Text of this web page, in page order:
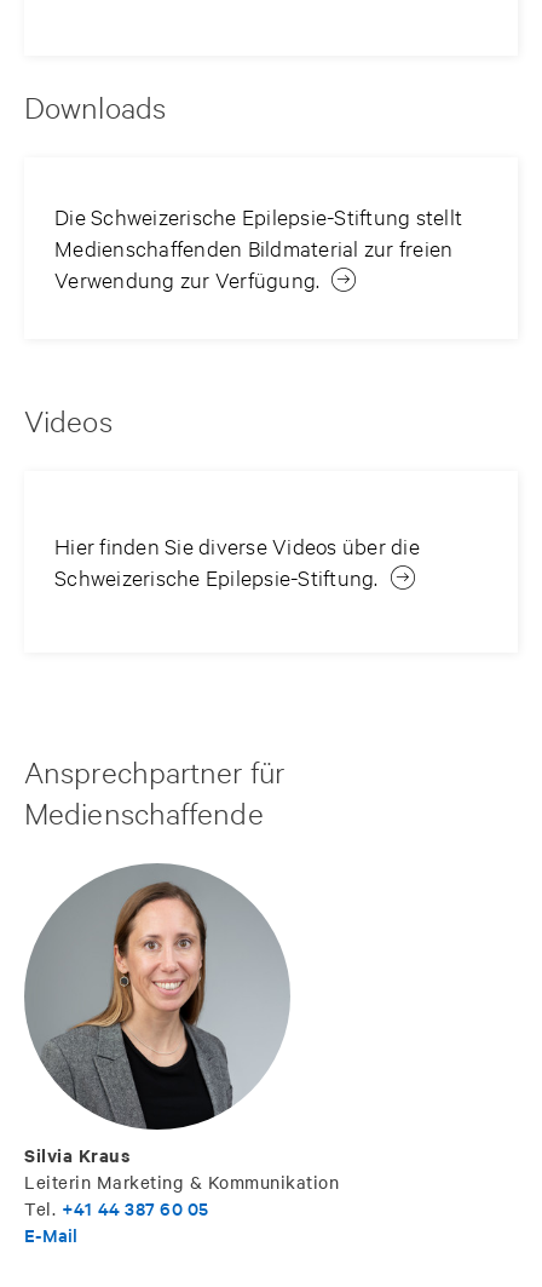
Downloads
Die Schweizerische Epilepsie-Stiftung stellt
Medienschaffenden Bildmaterial zur freien
Verwendung zur Verfügung.
Videos
Hier finden Sie diverse Videos über die
Schweizerische Epilepsie-Stiftung.
Ansprechpartner für
Medienschaffende
Silvia Kraus
Leiterin Marketing & Kommunikation
Tel. +41 44 387 60 05
E-Mail